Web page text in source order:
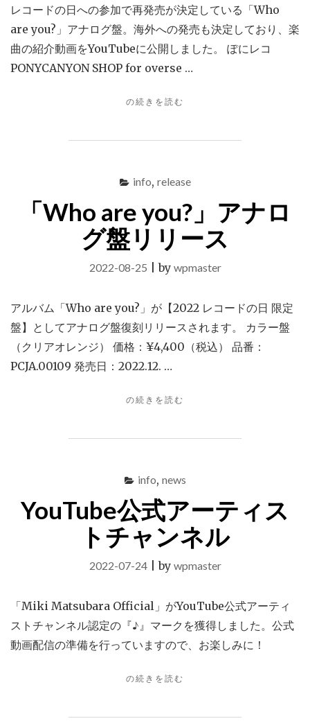
レコードの日への参加で再発売が決定している「Who
are you?」アナログ盤。海外への発売も決定しており、楽
曲の紹介動画をYouTubeに公開しました。 ぽにレコ
PONYCANYON SHOP for overse …
"「WHO
画
開"
の続きを読む
info, release
「Who are you?」アナロ
グ盤リリース
2022-08-25 |by wpmaster
アルバム「Who are you?」が【2022 レコードの日 限定
盤】としてアナログ盤復刻リリースされます。 カラー盤
（クリアオレンジ） 価格：¥4,400（税込） 品番：
PCJA.00109 発売日：2022.12. …
"「WHO
グ
盤
リ
ス"
の続きを読む
info, news
YouTube公式アーティス
トチャンネル
2022-07-24|by wpmaster
「Miki Matsubara Official」がYouTube公式アーティ
ストチャンネル認定の『♪』マークを獲得しました。公式
動画配信の準備を行っていますので、お楽しみに！
"YOUTUBE
の続きを読む